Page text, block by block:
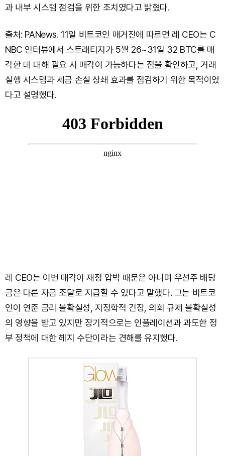
과 내부 시스템 점검을 위한 조치였다고 밝혔다.
출처: PANews. 11일 비트코인 매거진에 따르면 레 CEO는 C
NBC 인터뷰에서 스트래티지가 5월 26~31일 32 BTC를 매
각한 데 대해 필요 시 매각이 가능하다는 점을 확인하고, 거래
실행 시스템과 세금 손실 상쇄 효과를 점검하기 위한 목적이었
다고 설명했다.
레 CEO는 이번 매각이 재정 압박 때문은 아니며 우선주 배당
금은 다른 자금 조달로 지급할 수 있다고 말했다. 그는 비트코
인이 연준 금리 불확실성, 지정학적 긴장, 의회 규제 불확실성
의 영향을 받고 있지만 장기적으로는 인플레이션과 과도한 정
부 정책에 대한 헤지 수단이라는 견해를 유지했다.